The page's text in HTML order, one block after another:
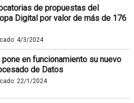
de propuestas del
Digital por valor de más de 176
4/3/2024
pone en funcionamiento su nuevo
de Datos
22/1/2024